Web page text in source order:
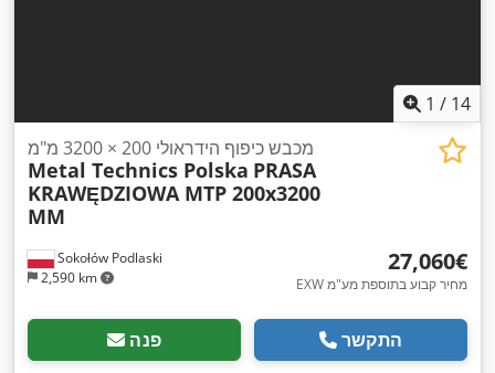
1 / 14
Sokołów Podlaski
2,590 km
מכבש כיפוף הידראולי 200 × 3200 מ"מ
Metal Technics Polska PRASA
KRAWĘDZIOWA MTP 200x3200
MM
‏27,060 ‏€
EXW מחיר קבוע בתוספת מע"מ
פנה התקשר